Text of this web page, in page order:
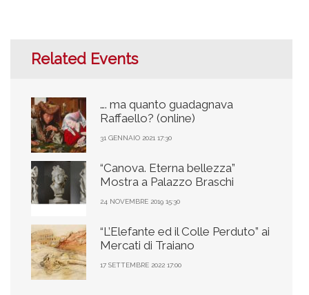
Related Events
…. ma quanto guadagnava
Raffaello? (online)
31 GENNAIO 2021 17:30
“Canova. Eterna bellezza”
Mostra a Palazzo Braschi
24 NOVEMBRE 2019 15:30
“L’Elefante ed il Colle Perduto” ai
Mercati di Traiano
17 SETTEMBRE 2022 17:00